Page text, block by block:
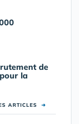
de
la
ARTICLES ➜